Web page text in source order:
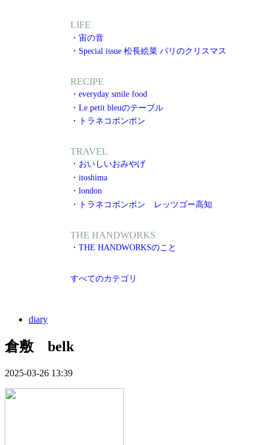
LIFE
・宙の音
・Special issue 松長絵菜 パリのクリスマス
RECIPE
・everyday smile food
・Le petit bleuのテーブル
・トラネコボンボン
TRAVEL
・おいしいおみやげ
・itoshima
・london
・トラネコボンボン レッツゴー高知
THE HANDWORKS
・THE HANDWORKSのこと
すべてのカテゴリ
diary
倉敷 belk
2025-03-26 13:39